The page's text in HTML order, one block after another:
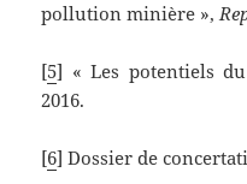
pollution minière »,
[5] « Les potentiels
2016.
[6] Dossier de